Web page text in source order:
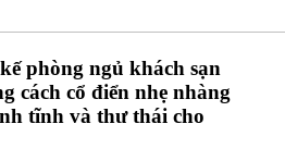
phòng ngủ khách sạn
cách cổ điển nhẹ nhàng
tĩnh và thư thái cho